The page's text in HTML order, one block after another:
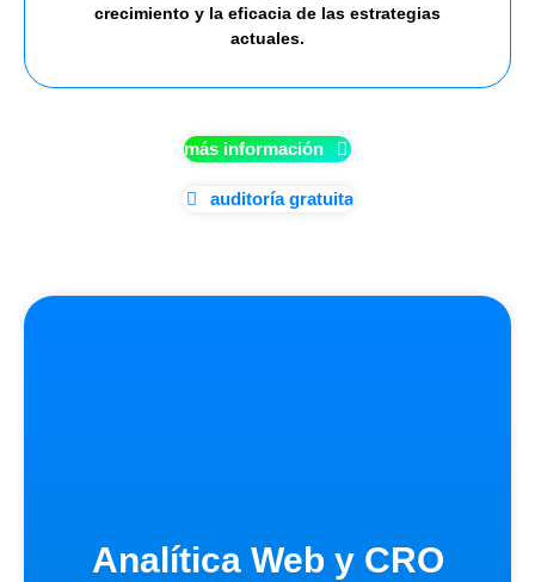
crecimiento y la eficacia de las estrategias
actuales.
más información
auditoría gratuita
Analítica Web y CRO